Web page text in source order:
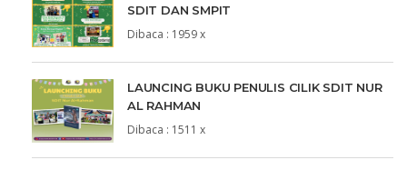
SDIT DAN SMPIT
Dibaca : 1959 x
LAUNCING BUKU PENULIS CILIK SDIT NUR
AL RAHMAN
Dibaca : 1511 x